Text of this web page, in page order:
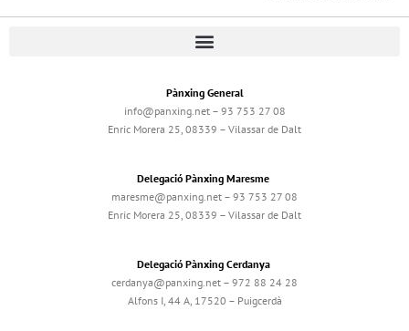
Pànxing General
info@panxing.net – 93 753 27 08
Enric Morera 25, 08339 – Vilassar de Dalt
Delegació Pànxing Maresme
maresme@panxing.net – 93 753 27 08
Enric Morera 25, 08339 – Vilassar de Dalt
Delegació Pànxing Cerdanya
cerdanya@panxing.net – 972 88 24 28
Alfons I, 44 A, 17520 – Puigcerdà